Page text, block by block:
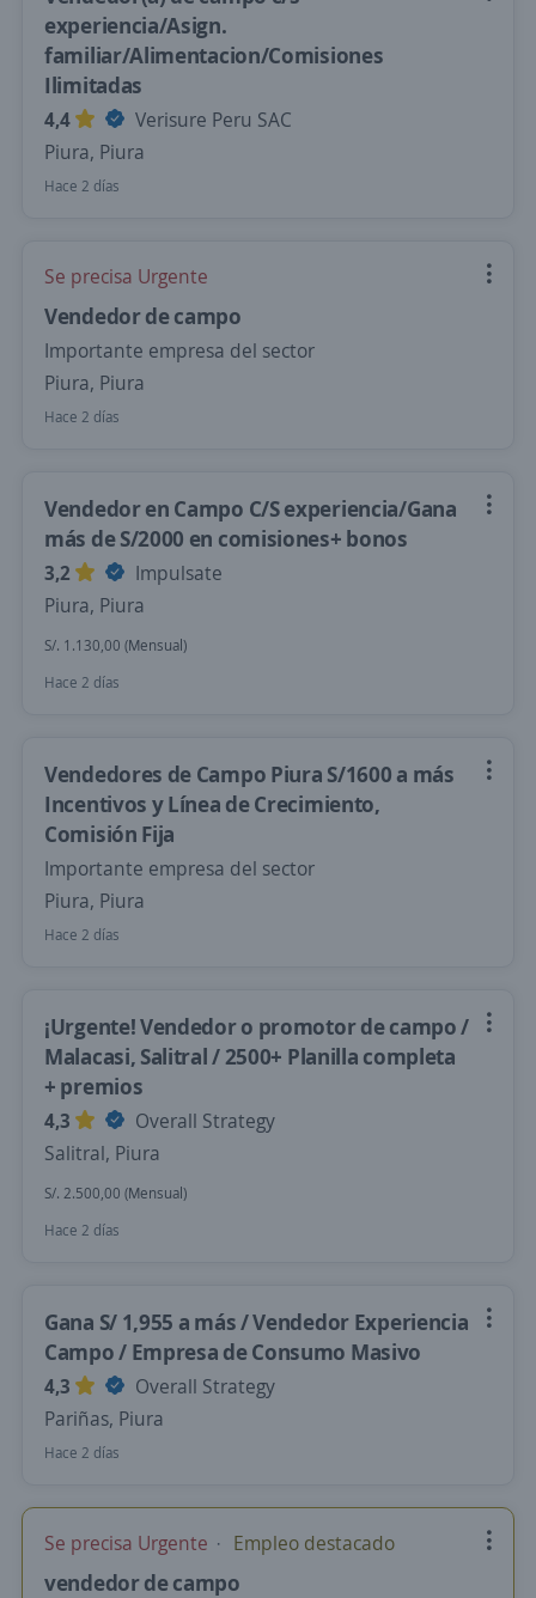
experiencia/Asign.
familiar/Alimentacion/Comisiones
Ilimitadas
4,4
Verisure Peru SAC
Piura, Piura
Hace 2 días
Se precisa Urgente
Vendedor de campo
Importante empresa del sector
Piura, Piura
Hace 2 días
Vendedor en Campo C/S experiencia/Gana
más de S/2000 en comisiones+ bonos
3,2
Impulsate
Piura, Piura
S/. 1.130,00 (Mensual)
Hace 2 días
Vendedores de Campo Piura S/1600 a más
Incentivos y Línea de Crecimiento,
Comisión Fija
Importante empresa del sector
Piura, Piura
Hace 2 días
¡Urgente! Vendedor o promotor de campo /
Malacasi, Salitral / 2500+ Planilla completa
+ premios
4,3
Overall Strategy
Salitral, Piura
S/. 2.500,00 (Mensual)
Hace 2 días
Gana S/ 1,955 a más / Vendedor Experiencia
Campo / Empresa de Consumo Masivo
4,3
Overall Strategy
Pariñas, Piura
Hace 2 días
Se precisa Urgente Empleo destacado
vendedor de campo